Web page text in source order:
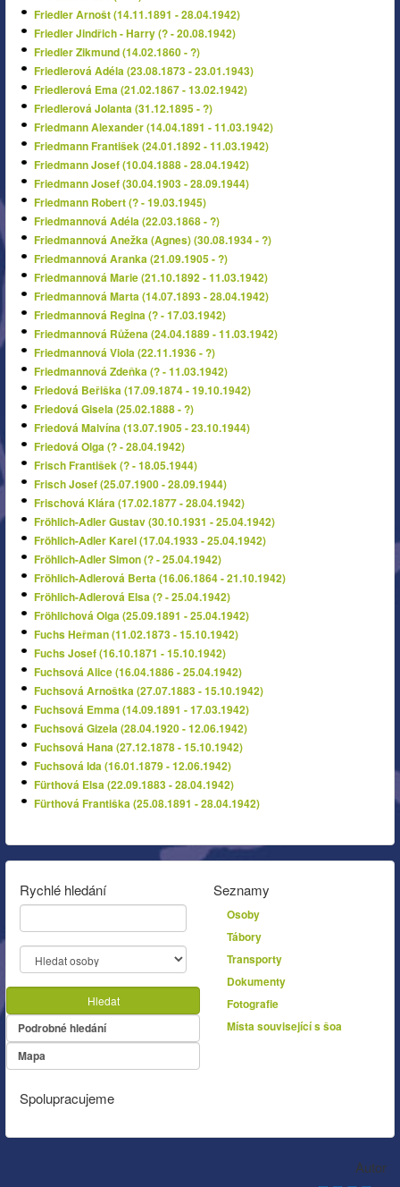
Friedler Arnošt (14.11.1891 - 28.04.1942)
Friedler Jindřich - Harry (? - 20.08.1942)
Friedler Zikmund (14.02.1860 - ?)
Friedlerová Adéla (23.08.1873 - 23.01.1943)
Friedlerová Ema (21.02.1867 - 13.02.1942)
Friedlerová Jolanta (31.12.1895 - ?)
Friedmann Alexander (14.04.1891 - 11.03.1942)
Friedmann František (24.01.1892 - 11.03.1942)
Friedmann Josef (10.04.1888 - 28.04.1942)
Friedmann Josef (30.04.1903 - 28.09.1944)
Friedmann Robert (? - 19.03.1945)
Friedmannová Adéla (22.03.1868 - ?)
Friedmannová Anežka (Agnes) (30.08.1934 - ?)
Friedmannová Aranka (21.09.1905 - ?)
Friedmannová Marie (21.10.1892 - 11.03.1942)
Friedmannová Marta (14.07.1893 - 28.04.1942)
Friedmannová Regina (? - 17.03.1942)
Friedmannová Růžena (24.04.1889 - 11.03.1942)
Friedmannová Viola (22.11.1936 - ?)
Friedmannová Zdeňka (? - 11.03.1942)
Friedová Beřiška (17.09.1874 - 19.10.1942)
Friedová Gisela (25.02.1888 - ?)
Friedová Malvína (13.07.1905 - 23.10.1944)
Friedová Olga (? - 28.04.1942)
Frisch František (? - 18.05.1944)
Frisch Josef (25.07.1900 - 28.09.1944)
Frischová Klára (17.02.1877 - 28.04.1942)
Fröhlich-Adler Gustav (30.10.1931 - 25.04.1942)
Fröhlich-Adler Karel (17.04.1933 - 25.04.1942)
Fröhlich-Adler Simon (? - 25.04.1942)
Fröhlich-Adlerová Berta (16.06.1864 - 21.10.1942)
Fröhlich-Adlerová Elsa (? - 25.04.1942)
Fröhlichová Olga (25.09.1891 - 25.04.1942)
Fuchs Heřman (11.02.1873 - 15.10.1942)
Fuchs Josef (16.10.1871 - 15.10.1942)
Fuchsová Alice (16.04.1886 - 25.04.1942)
Fuchsová Arnoštka (27.07.1883 - 15.10.1942)
Fuchsová Emma (14.09.1891 - 17.03.1942)
Fuchsová Gizela (28.04.1920 - 12.06.1942)
Fuchsová Hana (27.12.1878 - 15.10.1942)
Fuchsová Ida (16.01.1879 - 12.06.1942)
Fürthová Elsa (22.09.1883 - 28.04.1942)
Fürthová Františka (25.08.1891 - 28.04.1942)
Rychlé hledání
Hledat
Podrobné hledání
Mapa
Seznamy
Osoby
Tábory
Transporty
Dokumenty
Fotografie
Místa související s šoa
Spolupracujeme
Autor